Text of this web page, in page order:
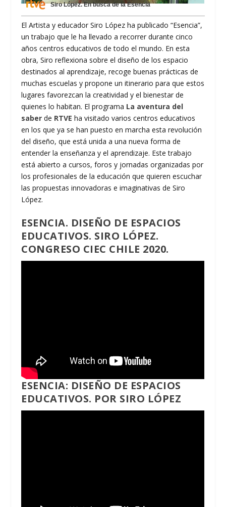
Siro López. En busca de la Esencia
El Artista y educador Siro López ha publicado “Esencia”,
un trabajo que le ha llevado a recorrer durante cinco
años centros educativos de todo el mundo. En esta
obra, Siro reflexiona sobre el diseño de los espacio
destinados al aprendizaje, recoge buenas prácticas de
muchas escuelas y propone un itinerario para que estos
lugares favorezcan la creatividad y el bienestar de
quienes lo habitan. El programa La aventura del
saber de RTVE ha visitado varios centros educativos
en los que ya se han puesto en marcha esta revolución
del diseño, que está unida a una nueva forma de
entender la enseñanza y el aprendizaje. Este trabajo
está abierto a cursos, foros y jornadas organizadas por
los profesionales de la educación que quieren escuchar
las propuestas innovadoras e imaginativas de Siro
López.
ESENCIA. DISEÑO DE ESPACIOS
EDUCATIVOS. SIRO LÓPEZ.
CONGRESO CIEC CHILE 2020.
ESENCIA: DISEÑO DE ESPACIOS
EDUCATIVOS. POR SIRO LÓPEZ